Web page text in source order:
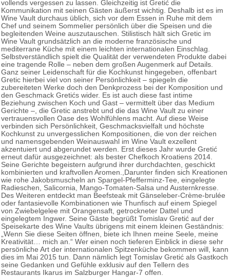
vollends vergessen zu lassen. Gleichzeitig ist Gretić die
Kommunikation mit seinen Gästen äußerst wichtig. Deshalb ist es im
Wine Vault durchaus üblich, sich vor dem Essen in Ruhe mit dem
Chef und seinem Sommelier persönlich über die Speisen und die
begleitenden Weine auszutauschen. Stilistisch hält sich Gretic im
Wine Vault grundsätzlich an die moderne französische und
mediterrane Küche mit einem leichten internationalen Einschlag.
Selbstverständlich spielt die Qualität der verwendeten Produkte dabei
eine tragende Rolle – neben dem großen Augenmerk auf Details.
Ganz seiner Leidenschaft für die Kochkunst hingegeben, offenbart
Gretic hierbei viel von seiner Persönlichkeit – spiegeln die
zubereiteten Werke doch den Denkprozess bei der Komposition und
den Geschmack Gretićs wider. Es ist auch diese fast intime
Beziehung zwischen Koch und Gast – vermittelt über das Medium
Gerichte –, die Gretic anstrebt und die das Wine Vault zu einer
vertrauensvollen Oase des Wohlfühlens macht. Auf diese Weise
verbinden sich Persönlichkeit, Geschmacksvielfalt und höchste
Kochkunst zu unvergesslichen Kompositionen, die von der reichen
und namensgebenden Weinauswahl im Wine Vault exzellent
akzentuiert und abgerundet werden. Erst dieses Jahr wurde Gretić
erneut dafür ausgezeichnet: als bester Chefkoch Kroatiens 2014.
Seine Gerichte begeistern aufgrund ihrer durchdachten, geschickt
kombinierten und kraftvollen Aromen.,Darunter finden sich Kreationen
wie rohe Jakobsmuscheln an Spargel-Pfefferminz-Tee, eingelegte
Radieschen, Salicornia, Mango-Tomaten-Salsa und Austernkresse.
Des Weiteren entdeckt man Beefsteak mit Gänseleber-Crème-brulée
oder fantasievolle Kombinationen wie Thunfisch auf einem Spiegel
von Zwiebelgelee mit Orangensaft, getrockneter Dattel und
eingelegtem Ingwer. Seine Gäste begrüßt Tomislav Gretić auf der
Speisekarte des Wine Vaults übrigens mit einem kleinen Geständnis:
„Wenn Sie diese Seiten öffnen, biete ich Ihnen meine Seele, meine
Kreativität… mich an.“ Wer einen noch tieferen Einblick in diese sehr
persönliche Art der internationalen Spitzenküche bekommen will, kann
dies im Mai 2015 tun. Dann nämlich legt Tomislav Gretić als Gastkoch
seine Gedanken und Gefühle exklusiv auf den Tellern des
Restaurants Ikarus im Salzburger Hangar-7 offen.